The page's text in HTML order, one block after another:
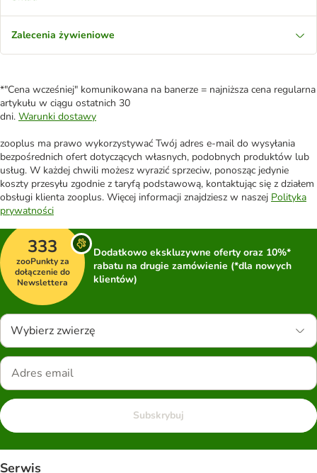
Zalecenia żywieniowe
*"Cena wcześniej" komunikowana na banerze = najniższa cena regularna
artykułu w ciągu ostatnich 30
dni. Warunki dostawy
zooplus ma prawo wykorzystywać Twój adres e-mail do wysyłania
bezpośrednich ofert dotyczących własnych, podobnych produktów lub
usług. W każdej chwili możesz wyrazić sprzeciw, ponosząc jedynie
koszty przesyłu zgodnie z taryfą podstawową, kontaktując się z działem
obsługi klienta zooplus. Więcej informacji znajdziesz w naszej Polityka
prywatności
333
zooPunkty za
dołączenie do
Newslettera
Dodatkowo ekskluzywne oferty oraz 10%*
rabatu na drugie zamówienie (*dla nowych
klientów)
Wybierz zwierzę
Subskrybuj
Serwis